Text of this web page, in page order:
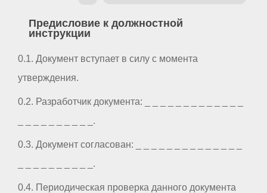
Предисловие к должностной
инструкции
0.1. Документ вступает в силу с момента
утверждения.
0.2. Разработчик документа: _ _ _ _ _ _ _ _ _ _ _ _ _
_ _ _ _ _ _ _ _ _ _.
0.3. Документ согласован: _ _ _ _ _ _ _ _ _ _ _ _ _ _
_ _ _ _ _ _ _ _ _ _.
0.4. Периодическая проверка данного документа